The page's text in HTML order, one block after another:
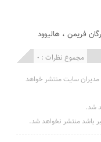
فریمن ،هالیوود
مجموع نظرات : 0
سایت منتشر خواهد
شد.
باشد منتشر نخواهد شد.